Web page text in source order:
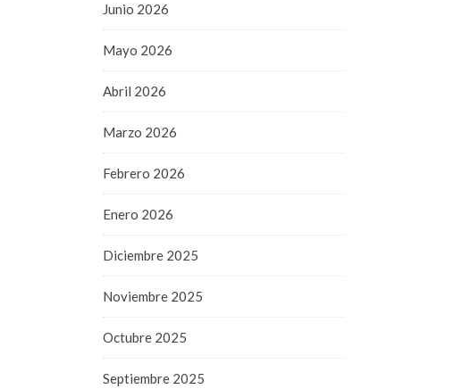
Junio 2026
Mayo 2026
Abril 2026
Marzo 2026
Febrero 2026
Enero 2026
Diciembre 2025
Noviembre 2025
Octubre 2025
Septiembre 2025